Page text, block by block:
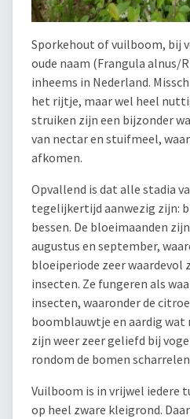
Sporkehout of vuilboom, bij
oude naam (Frangula alnus/
inheems in Nederland.
het rijtje, maar wel heel
struiken zijn een bijzonder
van nectar en stuifmeel,
afkomen.
Opvallend is dat alle stadia
tegelijkertijd aanwezig zijn:
bessen. De bloeimaanden
augustus en september,
bloeiperiode zeer waardevol
insecten. Ze fungeren als
insecten, waaronder de
boomblauwtje en aardig wat
zijn weer zeer geliefd bij
rondom de bomen
Vuilboom is in vrijwel iedere
op heel zware kleigrond.